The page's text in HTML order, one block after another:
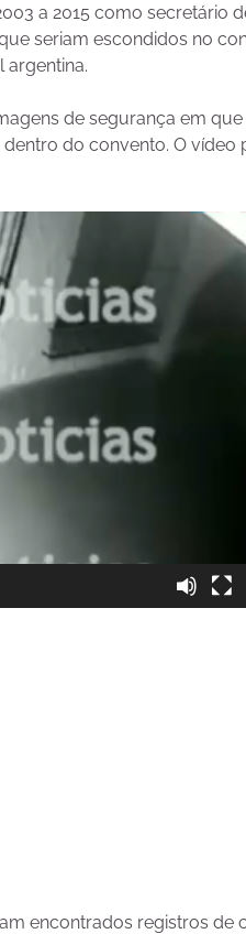
a 2015 como secretário
seriam escondidos no
argentina.
de segurança em
do convento. O vídeo
encontrados registros de